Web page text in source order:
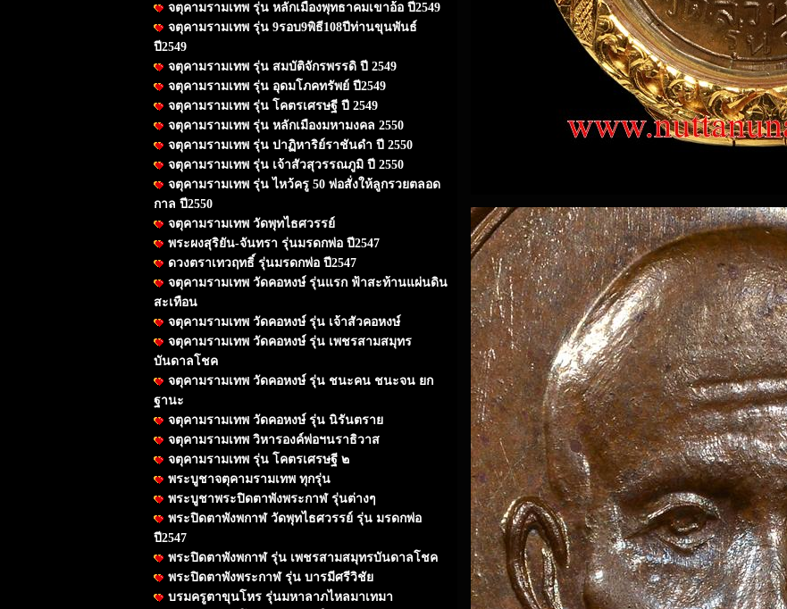
จตุคามรามเทพ รุ่น หลักเมืองพุทธาคมเขาอ้อ ปี2549
จตุคามรามเทพ รุ่น 9รอบ9พิธี108ปีท่านขุนพันธ์
ปี2549
จตุคามรามเทพ รุ่น สมบัติจักรพรรดิ ปี 2549
จตุคามรามเทพ รุ่น อุดมโภคทรัพย์ ปี2549
จตุคามรามเทพ รุ่น โคตรเศรษฐี ปี 2549
จตุคามรามเทพ รุ่น หลักเมืองมหามงคล 2550
จตุคามรามเทพ รุ่น ปาฏิหาริย์ราชันดำ ปี 2550
จตุคามรามเทพ รุ่น เจ้าสัวสุวรรณภูมิ ปี 2550
จตุคามรามเทพ รุ่น ไหว้ครู 50 พ่อสั่งให้ลูกรวยตลอด
กาล ปี2550
จตุคามรามเทพ วัดพุทไธศวรรย์
พระผงสุริยัน-จันทรา รุ่นมรดกพ่อ ปี2547
ดวงตราเทวฤทธิ์ รุ่นมรดกพ่อ ปี2547
จตุคามรามเทพ วัดคอหงษ์ รุ่นแรก ฟ้าสะท้านแผ่นดิน
สะเทือน
จตุคามรามเทพ วัดคอหงษ์ รุ่น เจ้าสัวคอหงษ์
จตุคามรามเทพ วัดคอหงษ์ รุ่น เพชรสามสมุทร
บันดาลโชค
จตุคามรามเทพ วัดคอหงษ์ รุ่น ชนะคน ชนะจน ยก
ฐานะ
จตุคามรามเทพ วัดคอหงษ์ รุ่น นิรันตราย
จตุคามรามเทพ วิหารองค์พ่อฯนราธิวาส
จตุคามรามเทพ รุ่น โคตรเศรษฐี ๒
พระบูชาจตุคามรามเทพ ทุกรุ่น
พระบูชาพระปิดตาพังพระกาฬ รุ่นต่างๆ
พระปิดตาพังพกาฬ วัดพุทไธศวรรย์ รุ่น มรดกพ่อ
ปี2547
พระปิดตาพังพกาฬ รุ่น เพชรสามสมุทรบันดาลโชค
พระปิดตาพังพระกาฬ รุ่น บารมีศรีวิชัย
บรมครูตาขุนโหร รุ่นมหาลาภไหลมาเทมา